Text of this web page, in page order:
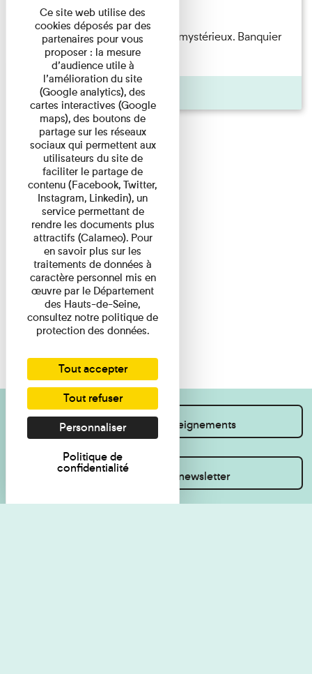
Du 15/08/2026 au 15/08/2026
Albert Kahn est un personnage mystérieux. Banquier
d'origine modeste, il a ...
Agenda
Je souhaite des renseignements
Inscrivez-vous à la newsletter
Ce site web utilise des
cookies déposés par des
partenaires pour vous
proposer : la mesure
d’audience utile à
l’amélioration du site
(Google analytics), des
cartes interactives (Google
maps), des boutons de
partage sur les réseaux
sociaux qui permettent aux
utilisateurs du site de
faciliter le partage de
contenu (Facebook, Twitter,
Instagram, Linkedin), un
service permettant de
rendre les documents plus
attractifs (Calameo). Pour
en savoir plus sur les
traitements de données à
caractère personnel mis en
œuvre par le Département
des Hauts-de-Seine,
consultez notre politique de
protection des données.
Tout accepter
Tout refuser
Personnaliser
Politique de
confidentialité